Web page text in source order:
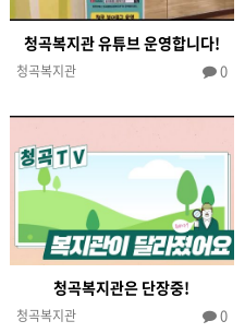
청곡복지관 유튜브 운영합니다!
청곡복지관 0
청곡복지관은 단장중!
청곡복지관 0